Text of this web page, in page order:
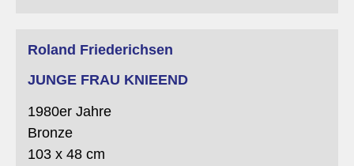
Roland Friederichsen
JUNGE FRAU KNIEEND
1980er Jahre
Bronze
103 x 48 cm